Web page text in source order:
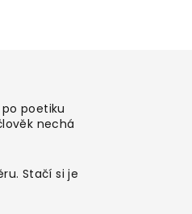
poetiku
nechá
Stačí si je